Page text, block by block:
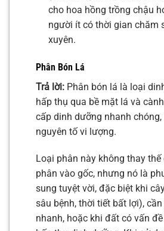
cho hoa hồng trồng chậu
người ít có thời gian chăm
xuyên.
Phân Bón Lá
Trả lời: Phân bón lá là loại
hấp thụ qua bề mặt lá và
cấp dinh dưỡng nhanh
nguyên tố vi lượng.
Loại phân này không thay
phân vào gốc, nhưng nó là
sung tuyệt vời, đặc biệt khi
sâu bệnh, thời tiết bất lợi),
nhanh, hoặc khi đất có vấn